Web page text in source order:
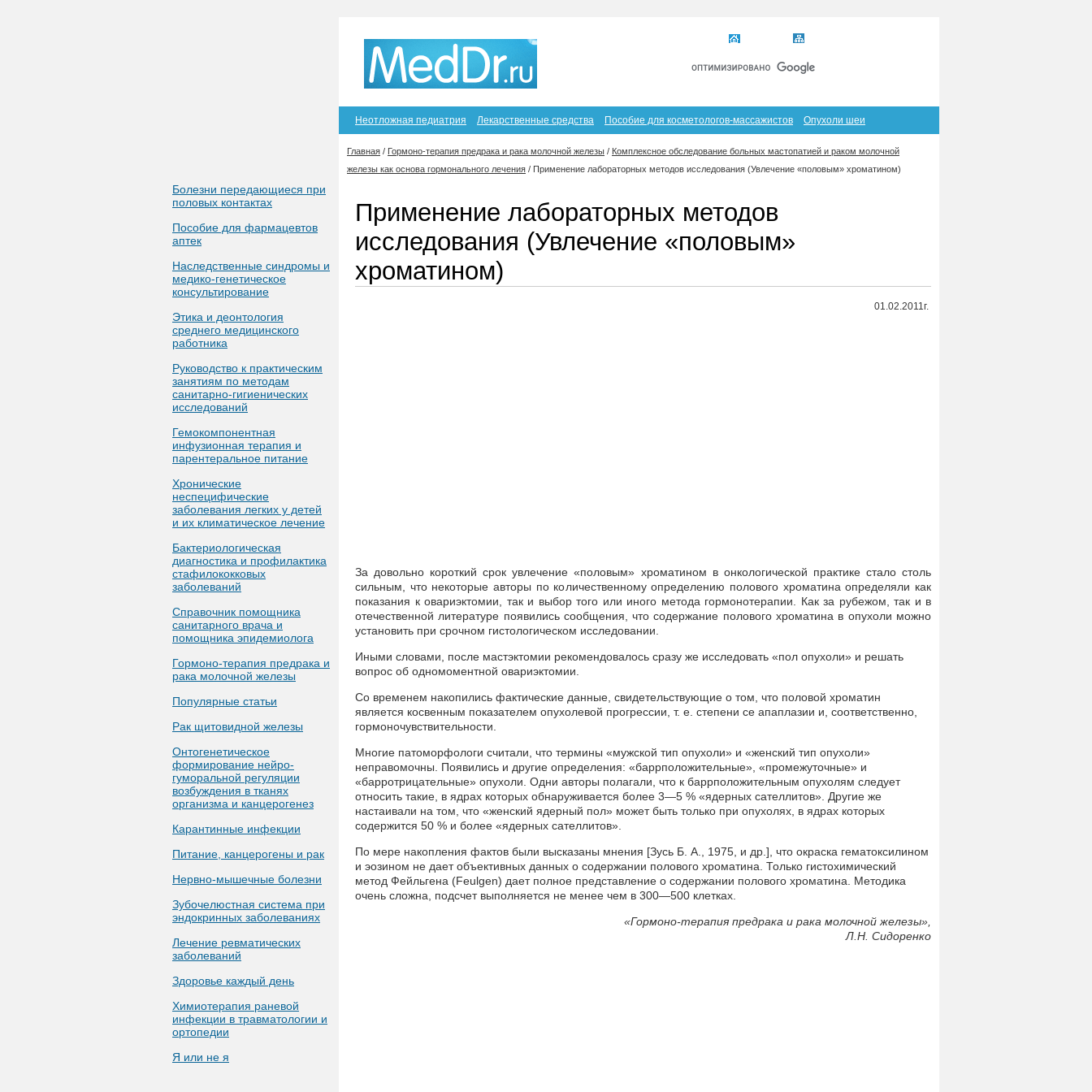
Болезни передающиеся при
половых контактах
Пособие для фармацевтов
аптек
Наследственные синдромы и
медико-генетическое
консультирование
Этика и деонтология
среднего медицинского
работника
Руководство к практическим
занятиям по методам
санитарно-гигиенических
исследований
Гемокомпонентная
инфузионная терапия и
парентеральное питание
Хронические
неспецифические
заболевания легких у детей
и их климатическое лечение
Бактериологическая
диагностика и профилактика
стафилококковых
заболеваний
Справочник помощника
санитарного врача и
помощника эпидемиолога
Гормоно-терапия предрака и
рака молочной железы
Популярные статьи
Рак щитовидной железы
Онтогенетическое
формирование нейро-
гуморальной регуляции
возбуждения в тканях
организма и канцерогенез
Карантинные инфекции
Питание, канцерогены и рак
Нервно-мышечные болезни
Зубочелюстная система при
эндокринных заболеваниях
Лечение ревматических
заболеваний
Здоровье каждый день
Химиотерапия раневой
инфекции в травматологии и
ортопедии
Я или не я
Неотложная педиатрия Лекарственные средства Пособие для косметологов-массажистов Опухоли шеи
Главная / Гормоно-терапия предрака и рака молочной железы / Комплексное обследование больных мастопатией и раком молочной
железы как основа гормонального лечения / Применение лабораторных методов исследования (Увлечение «половым» хроматином)
Применение лабораторных методов
исследования (Увлечение «половым»
хроматином)
01.02.2011г.
За довольно короткий срок увлечение «половым» хроматином в онкологической практике стало столь
сильным, что некоторые авторы по количественному определению полового хроматина определяли как
показания к овариэктомии, так и выбор того или иного метода гормонотерапии. Как за рубежом, так и в
отечественной литературе появились сообщения, что содержание полового хроматина в опухоли можно
установить при срочном гистологическом исследовании.
Иными словами, после мастэктомии рекомендовалось сразу же исследовать «пол опухоли» и решать
вопрос об одномоментной овариэктомии.
Со временем накопились фактические данные, свидетельствующие о том, что половой хроматин
является косвенным показателем опухолевой прогрессии, т. е. степени се апаплазии и, соответственно,
гормоночувствительности.
Многие патоморфологи считали, что термины «мужской тип опухоли» и «женский тип опухоли»
неправомочны. Появились и другие определения: «баррположительные», «промежуточные» и
«барротрицательные» опухоли. Одни авторы полагали, что к баррположительным опухолям следует
относить такие, в ядрах которых обнаруживается более 3—5 % «ядерных сателлитов». Другие же
настаивали на том, что «женский ядерный пол» может быть только при опухолях, в ядрах которых
содержится 50 % и более «ядерных сателлитов».
По мере накопления фактов были высказаны мнения [Зусь Б. А., 1975, и др.], что окраска гематоксилином
и эозином не дает объективных данных о содержании полового хроматина. Только гистохимический
метод Фейльгена (Feulgen) дает полное представление о содержании полового хроматина. Методика
очень сложна, подсчет выполняется не менее чем в 300—500 клетках.
«Гормоно-терапия предрака и рака молочной железы»,
Л.Н. Сидоренко